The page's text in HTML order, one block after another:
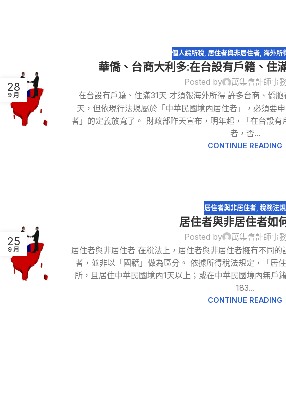
28
9 月
個人綜所稅, 居住者與非居住者, 海外所
華僑、台商大利多:在台設有戶籍、住
Posted by
萬集會計師事
在台設有戶籍、住滿31天 才須報海外所得 許多台商、僑
天，但依現行法規屬於「中華民國境內居住者」，必須要
者」的定義放寬了。 財政部昨天宣布，明年起，「在台設
者，否...
CONTINUE READING
25
9 月
居住者與非居住者,稅務法規
居住者與非居住者如
Posted by
萬集會計師事
居住者與非居住者 在稅法上，居住者與非居住者擁有不同
者，並非以「國籍」做為區分。 依據所得稅法規定，「居
所，且居住中華民國境內1天以上；或在中華民國境內無戶
183...
CONTINUE READING